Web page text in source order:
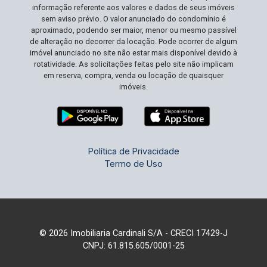
área que continua a crescer em demanda e valor.
Agende sua visita e realize seu sonho de
construir o lar perfeito!
informação referente aos valores e dados de seus imóveis
sem aviso prévio. O valor anunciado do condomínio é
aproximado, podendo ser maior, menor ou mesmo passível
de alteração no decorrer da locação. Pode ocorrer de algum
imóvel anunciado no site não estar mais disponível devido à
rotatividade. As solicitações feitas pelo site não implicam
em reserva, compra, venda ou locação de quaisquer
imóveis.
Política de Privacidade
Termo de Uso
© 2026 Imobiliaria Cardinali S/A - CRECI 17429-J
CNPJ: 61.815.605/0001-25